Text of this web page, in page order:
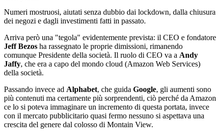
Numeri mostruosi, aiutati senza dubbio dai lockdown, dalla chiusura
dei negozi e dagli investimenti fatti in passato.
Arriva però una "tegola" evidentemente prevista: il CEO e fondatore
Jeff Bezos ha rassegnato le proprie dimissioni, rimanendo
comunque Presidente della società. Il ruolo di CEO va a Andy
Jaffy, che era a capo del mondo cloud (Amazon Web Services)
della società.
Passando invece ad Alphabet, che guida Google, gli aumenti sono
più contenuti ma certamente più sorprendenti, ciò perché da Amazon
ce lo si poteva immaginare un incremento di questa portata, invece
con il mercato pubblicitario quasi fermo nessuno si aspettava una
crescita del genere dal colosso di Montain View.